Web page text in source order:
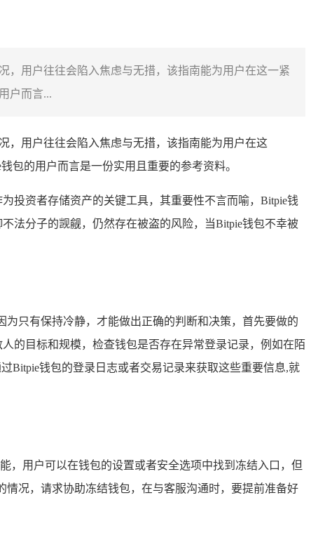
，用户往往会陷入焦虑与无措，该指南能为用户在这一紧
户而言...
，用户往往会陷入焦虑与无措，该指南能为用户在这
包的用户而言是一份实用且重要的参考资料。
为投资者存储资产的关键工具，其重要性不言而喻，Bitpie钱
法分子的觊觎，仍然存在被盗的风险，当Bitpie钱包不幸被
只有保持冷静，才能做出正确的判断和决策，首先要做的
的目标和规模，检查钱包是否存在异常登录记录，例如在陌
Bitpie钱包的登录日志或者交易记录来获取这些重要信息,就
，用户可以在钱包的设置或者安全选项中找到冻结入口，但
况，请求协助冻结钱包，在与客服沟通时，要提前准备好